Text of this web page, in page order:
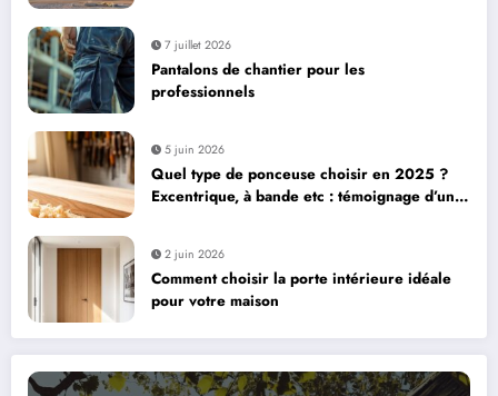
7 juillet 2026
Pantalons de chantier pour les
professionnels
5 juin 2026
Quel type de ponceuse choisir en 2025 ?
Excentrique, à bande etc : témoignage d’un
2 juin 2026
Comment choisir la porte intérieure idéale
pour votre maison